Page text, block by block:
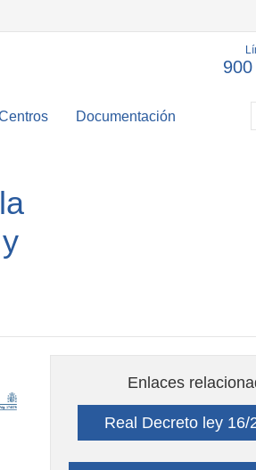
Documentación
Enlaces
Real Decreto ley 16/